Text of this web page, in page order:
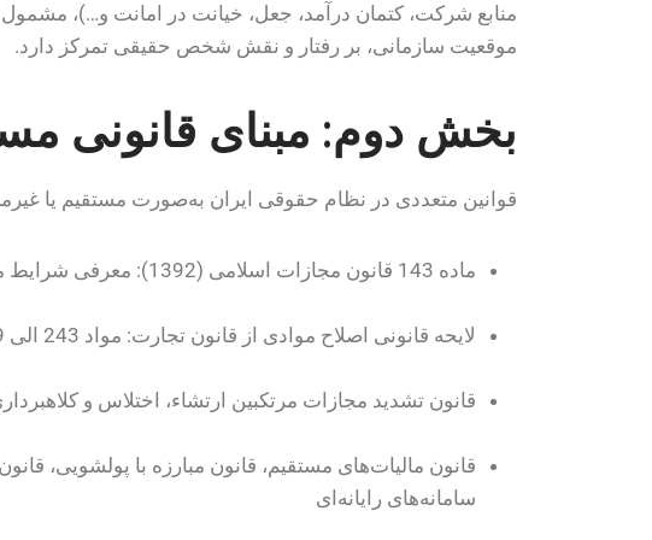
منابع شرکت، کتمان درآمد، جعل، خیانت در امانت و…)،
موقعیت سازمانی، بر رفتار و نقش شخص حقیقی تمرکز دارد.
بخش دوم: مبنای قانونی
قوانین متعددی در نظام حقوقی ایران به‌صورت مستقیم یا
ماده 143 قانون مجازات اسلامی (1392): معرفی شرایط مسئولیت کیفری اشخاص حقوقی (در صورتی که جرم به نام و به نفع شرکت ارتکاب یافته باشد).
لایحه قانونی اصلاح موادی از قانون تجارت: مواد 243 الی 269 در مورد تخلفات مدیران شرکت‌های سهامی
قانون تشدید مجازات مرتکبین ارتشاء، اختلاس و کلاهبرداری (1367): به‌عنوان قانون مادر در حوزه جرایم
قانون مالیات‌های مستقیم، قانون مبارزه با پولشویی،
سامانه‌های رایانه‌ای